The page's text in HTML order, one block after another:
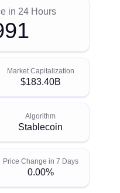
in 24 Hours
Market Capitalization
$183.40B
Algorithm
Stablecoin
Price Change in 7 Days
0.00%